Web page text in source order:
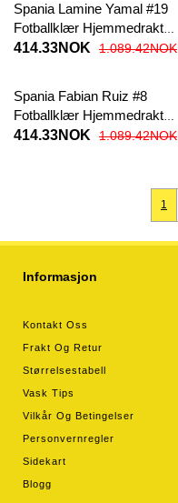
Spania Lamine Yamal #19
Fotballklær Hjemmedrakt
Dame EM 2024 Kortermet
414.33NOK 1.089.42NOK
Spania Fabian Ruiz #8
Fotballklær Hjemmedrakt
Dame EM 2024 Kortermet
414.33NOK 1.089.42NOK
1
Informasjon
Kontakt Oss
Frakt Og Retur
Størrelsestabell
Vask Tips
Vilkår Og Betingelser
Personvernregler
Sidekart
Blogg